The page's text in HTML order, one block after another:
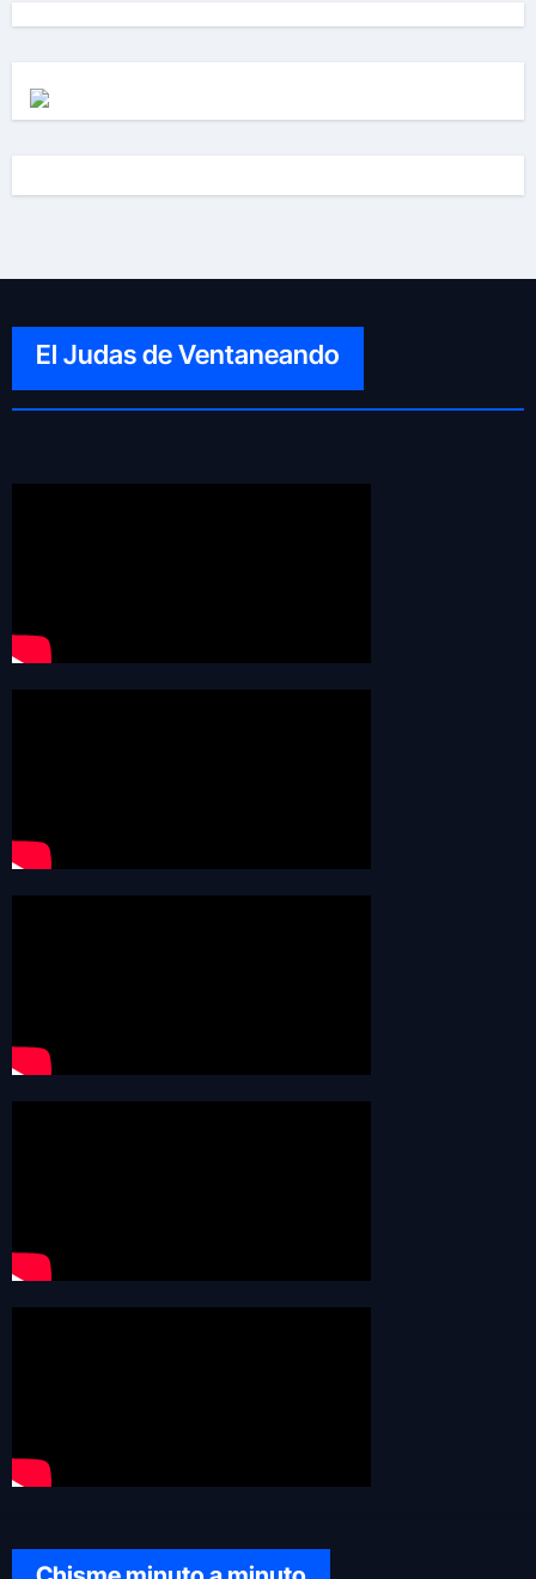
El Judas de Ventaneando